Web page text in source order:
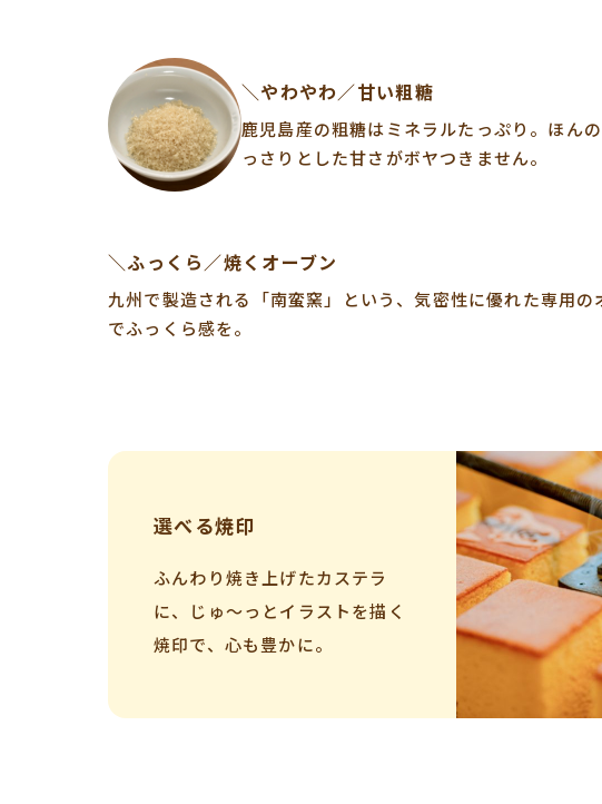
＼やわやわ／甘い粗糖
鹿児島産の粗糖はミネラルたっぷり。ほん
っさりとした甘さがボヤつきません。
＼ふっくら／焼くオーブン
九州で製造される「南蛮窯」という、気密性に優れた専用の
でふっくら感を。
選べる焼印
ふんわり焼き上げたカステラ
に、じゅ～っとイラストを描く
焼印で、心も豊かに。